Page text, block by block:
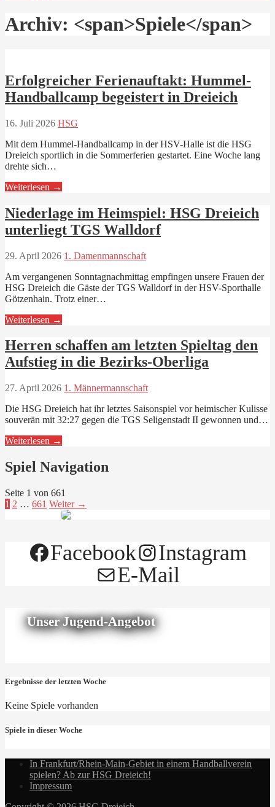
Archiv: <span>Spiele</span>
Erfolgreicher Ferienauftakt: Hummel-
Handballcamp begeistert in Dreieich
16. Juli 2026 HSG
Mit dem Hummel-Handballcamp in der HSV-Halle ist die HSG
Dreieich sportlich in die Sommerferien gestartet. Eine Woche lang
drehte sich…
Weiterlesen →
Niederlage im Heimspiel: HSG Dreieich
unterliegt TGS Walldorf
29. April 2026 1. Damenmannschaft
Am vergangenen Sonntagnachmittag empfingen unsere Frauen der
HSG Dreieich die Gäste der TGS Walldorf in der HSV-Sporthalle
Götzenhain. Trotz einer…
Weiterlesen →
Herren schaffen am letzten Spieltag den
Aufstieg in die Bezirks-Oberliga
27. April 2026 1. Männermannschaft
Die HSG Dreieich hat ihr letztes Saisonspiel vor heimischer Kulisse
souverän mit 32:27 gegen die TGS Seligenstadt II gewonnen und…
Weiterlesen →
Spiel Navigation
Seite 1 von 661
1 2 … 661 Weiter →
Facebook
Instagram
E-Mail
Unser Jugend-Angebot
Ergebnisse der letzten Woche
Keine Spiele vorhanden
Spiele in dieser Woche
In Frankfurt/Rhein-Main-Gebiet in einem Handballverein
spielen? Ab zur HSG Dreieich!
Impressum